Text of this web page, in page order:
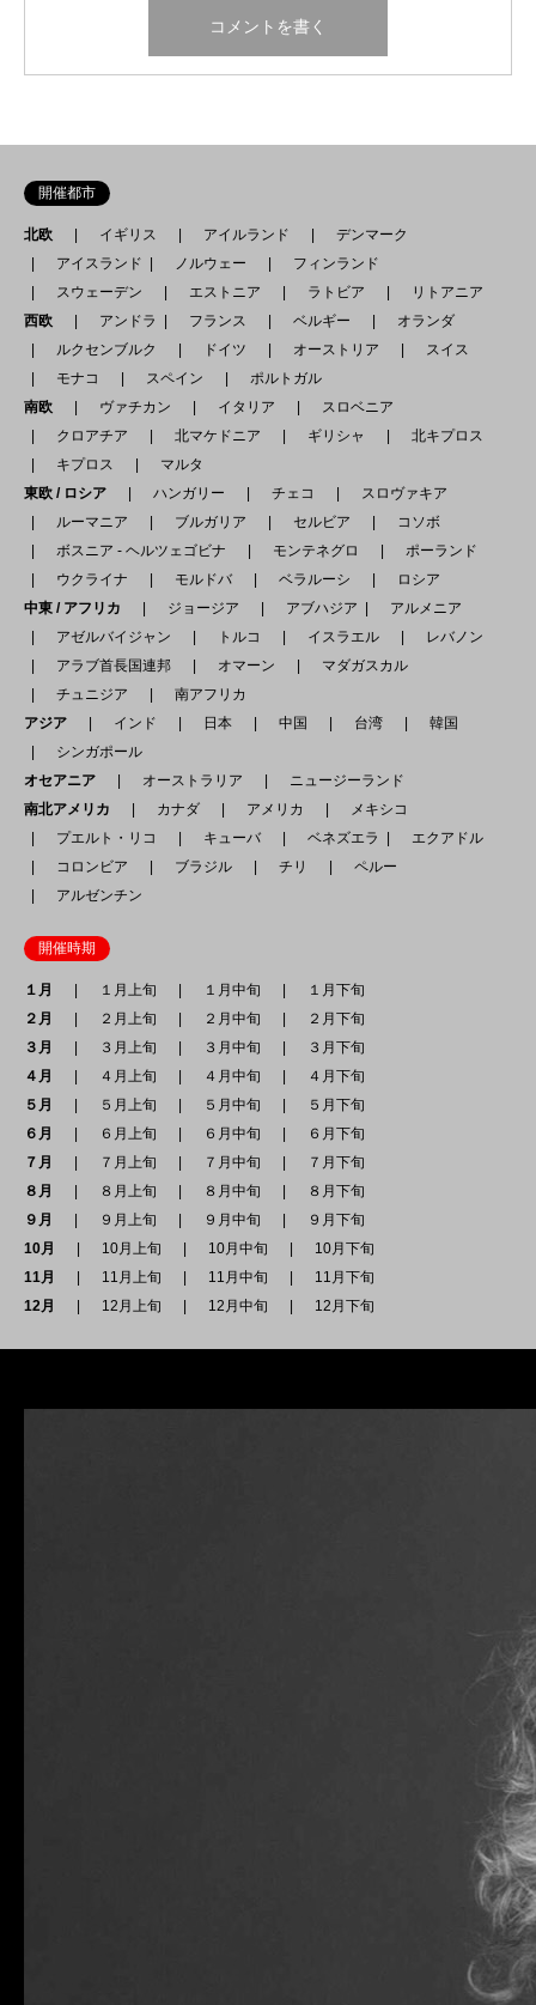
開催都市
北欧 イギリス アイルランド
デンマーク
アイスランド
ノルウェー
フィンランド
スウェーデン
エストニア ラトビア
リトアニア
西欧
アンドラ フランス ベルギー
オランダ
ルクセンブルク
ドイツ オーストリア
スイス
モナコ
スペイン
ポルトガル
南欧
ヴァチカン イタリア
スロベニア
クロアチア
北マケドニア ギリシャ
北キプロス
キプロス
マルタ
東欧 / ロシア
ハンガリー チェコ
スロヴァキア
ルーマニア
ブルガリア セルビア
コソボ
ボスニア - ヘルツェゴビナ
モンテネグロ
ポーランド
ウクライナ
モルドバ ベラルーシ
ロシア
中東 / アフリカ
ジョージア アブハジア
アルメニア
アゼルバイジャン
トルコ イスラエル
レバノン
アラブ首長国連邦
オマーン
マダガスカル
チュニジア
南アフリカ
アジア
インド 日本 中国 台湾
韓国
シンガポール
オセアニア
オーストラリア
ニュージーランド
南北アメリカ
カナダ アメリカ
メキシコ
プエルト・リコ
キューバ ベネズエラ
エクアドル
コロンビア
ブラジル チリ
ペルー
アルゼンチン
開催時期
１月 １月上旬 １月中旬
１月下旬
２月
２月上旬 ２月中旬
２月下旬
３月
３月上旬 ３月中旬
３月下旬
４月
４月上旬 ４月中旬
４月下旬
５月
５月上旬 ５月中旬
５月下旬
６月
６月上旬 ６月中旬
６月下旬
７月
７月上旬 ７月中旬
７月下旬
８月
８月上旬 ８月中旬
８月下旬
９月
９月上旬 ９月中旬
９月下旬
10月
10月上旬 10月中旬
10月下旬
11月
11月上旬 11月中旬
11月下旬
12月
12月上旬 12月中旬 12月下旬